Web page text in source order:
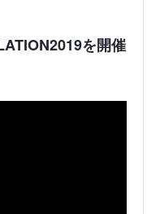
を開催